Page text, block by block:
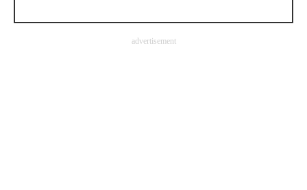
advertisement